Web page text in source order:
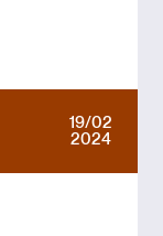
19/02
2024